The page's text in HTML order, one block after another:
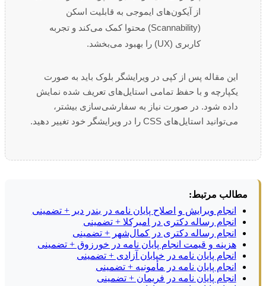
از آیکون‌های ایموجی به قابلیت اسکن
(Scannability) محتوا کمک می‌کند و تجربه
کاربری (UX) را بهبود می‌بخشد.
این مقاله پس از کپی در ویرایشگر بلوک باید به صورت
یکپارچه و با حفظ تمامی استایل‌های تعریف شده نمایش
داده شود. در صورت نیاز به سفارشی‌سازی بیشتر،
می‌توانید استایل‌های CSS را در ویرایشگر خود تغییر دهید.
مطالب مرتبط:
انجام ویرایش و اصلاح پایان نامه در بندر دیر + تضمینی
انجام رساله دکتری در امیرکلا + تضمینی
انجام رساله دکتری در کمال‌شهر + تضمینی
هزینه و قیمت انجام پایان نامه در خورزوق + تضمینی
انجام پایان نامه در خیابان آزادی + تضمینی
انجام پایان نامه در مأمونیه + تضمینی
انجام پایان نامه در فریمان + تضمینی